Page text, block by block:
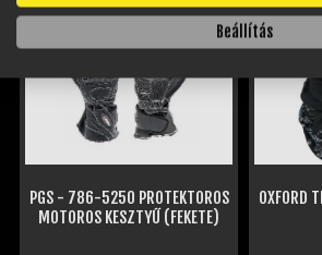
PGS - 786-5250 PROTEKTOROS
MOTOROS KESZTYŰ (FEKETE)
OXFORD
Beállítás